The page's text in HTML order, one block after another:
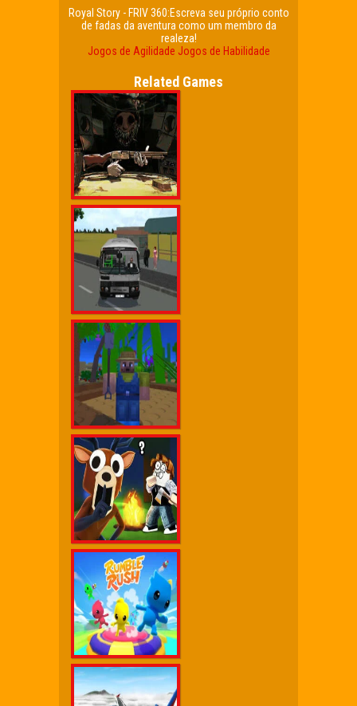
Royal Story - FRIV 360:Escreva seu próprio conto
de fadas da aventura como um membro da
realeza!
Jogos de Agilidade Jogos de Habilidade
Related Games